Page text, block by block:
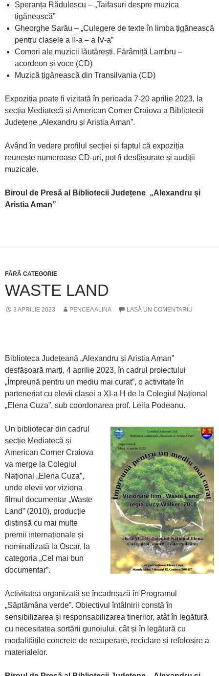
Speranța Rădulescu – „Taifasuri despre muzica
țigănească”
Gheorghe Sarău – „Culegere de texte în limba țigănească
pentru clasele a II-a – a IV-a”
Comori ale muzicii lăutărești. Fărâmiță Lambru –
acordeon și voce (CD)
Muzică țigănească din Transilvania (CD)
Expoziția poate fi vizitată în perioada 7-20 aprilie 2023, la
secția Mediatecă și American Corner Craiova a Bibliotecii
Județene „Alexandru și Aristia Aman”.
Având în vedere profilul secției și faptul că expoziția
reunește numeroase CD-uri, pot fi desfășurate și audiții
muzicale.
Biroul de Presă al Bibliotecii Județene „Alexandru și
Aristia Aman”
FĂRĂ CATEGORIE
WASTE LAND
3 APRILIE 2023 PENCEA ALINA LASĂ UN COMENTARIU
Biblioteca Județeană „Alexandru și Aristia Aman”
desfășoară marți, 4 aprilie 2023, în cadrul proiectului
„Împreună pentru un mediu mai curat”, o activitate în
parteneriat cu elevii clasei a XI-a H de la Colegiul Național
„Elena Cuza”, sub coordonarea prof. Leila Podeanu.
Un bibliotecar din cadrul
secție Mediatecă și
American Corner Craiova
va merge la Colegiul
Național „Elena Cuza”,
unde elevii vor viziona
filmul documentar „Waste
Land” (2010), producție
distinsă cu mai multe
premii internaționale și
nominalizată la Oscar, la
categoria „Cel mai bun
documentar”.
Activitatea organizată se încadrează în Programul
„Săptămâna verde”. Obiectivul întâlnirii constă în
sensibilizarea și responsabilizarea tinerilor, atât în legătură
cu necesitatea sortării gunoiului, cât și în legătură cu
modalitățile concrete de recuperare, reciclare și refolosire a
materialelor.